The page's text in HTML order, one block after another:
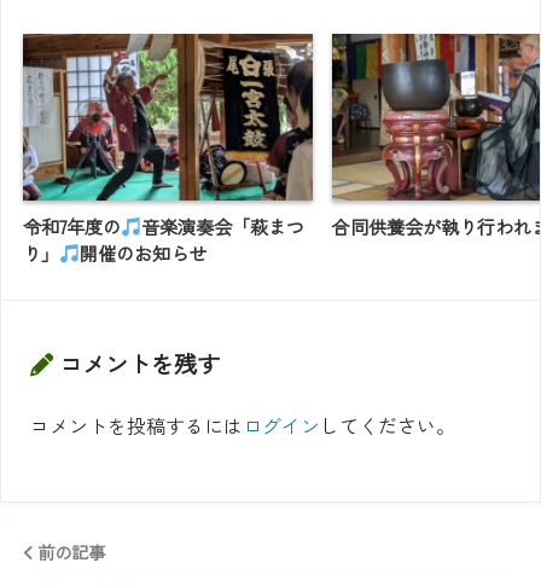
令和7年度の
音楽演奏会「萩まつ
り」
開催のお知らせ
合同供養会が執り行われ
コメントを残す
コメントを投稿するには ログイン してください。
前の記事